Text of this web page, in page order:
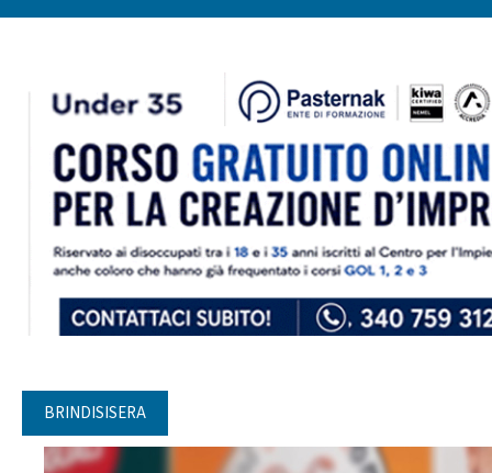
BRINDISISERA